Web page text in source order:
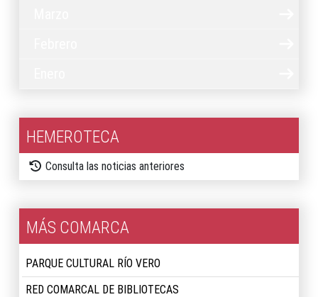
HEMEROTECA
Consulta las noticias anteriores
MÁS COMARCA
PARQUE CULTURAL RÍO VERO
RED COMARCAL DE BIBLIOTECAS